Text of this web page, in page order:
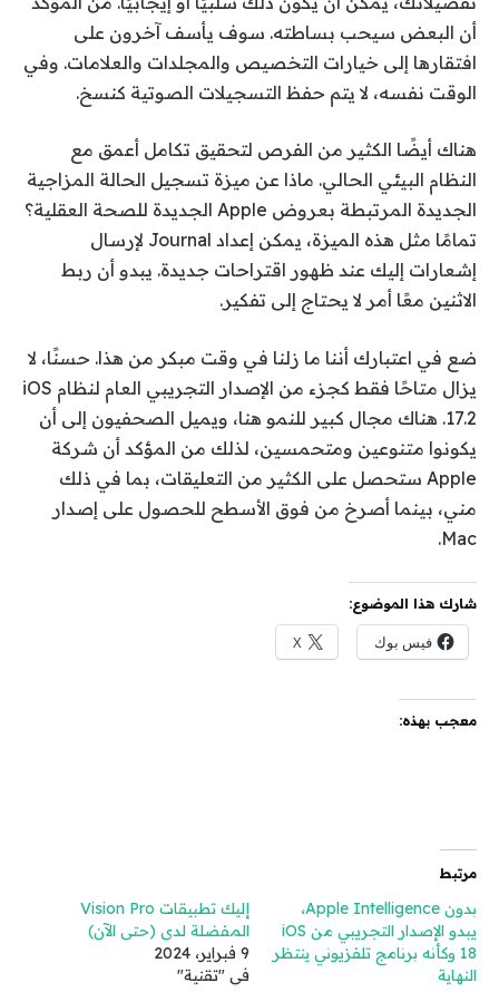
أن البعض سيحب بساطته. سوف يأسف آخرون على
افتقارها إلى خيارات التخصيص والمجلدات والعلامات. وفي
الوقت نفسه، لا يتم حفظ التسجيلات الصوتية كنسخ.
هناك أيضًا الكثير من الفرص لتحقيق تكامل أعمق مع
النظام البيئي الحالي. ماذا عن ميزة تسجيل الحالة المزاجية
الجديدة المرتبطة بعروض Apple الجديدة للصحة العقلية؟
تمامًا مثل هذه الميزة، يمكن إعداد Journal لإرسال
إشعارات إليك عند ظهور اقتراحات جديدة. يبدو أن ربط
الاثنين معًا أمر لا يحتاج إلى تفكير.
ضع في اعتبارك أننا ما زلنا في وقت مبكر من هذا. حسنًا، لا
يزال متاحًا فقط كجزء من الإصدار التجريبي العام لنظام iOS
17.2. هناك مجال كبير للنمو هنا، ويميل الصحفيون إلى أن
يكونوا متنوعين ومتحمسين، لذلك من المؤكد أن شركة
Apple ستحصل على الكثير من التعليقات، بما في ذلك
مني، بينما أصرخ من فوق الأسطح للحصول على إصدار
Mac.
شارك هذا الموضوع:
فيس بوك X
معجب بهذه:
مرتبط
بدون Apple Intelligence،
يبدو الإصدار التجريبي من iOS
18 وكأنه برنامج تلفزيوني ينتظر
النهاية
إليك تطبيقات Vision Pro
المفضلة لدي (حتى الآن)
9 فبراير، 2024
في "تقنية"